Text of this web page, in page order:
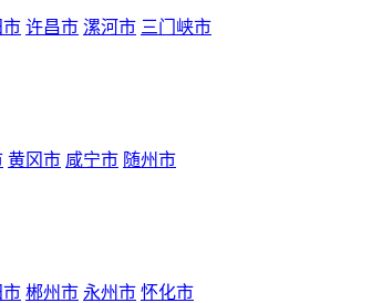
市 许昌市 漯河市 三门峡市
黄冈市 咸宁市 随州市
市 郴州市 永州市 怀化市